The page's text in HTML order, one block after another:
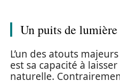
Un puits de
L’un des atouts
est sa capacité à
naturelle.